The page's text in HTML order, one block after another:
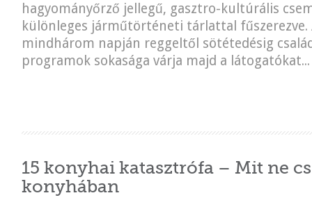
hagyományőrző jellegű, gasztro-kultúrális
különleges járműtörténeti tárlattal fűszerezve.
mindhárom napján reggeltől sötétedésig
programok sokasága várja majd a látogatókat...
15 konyhai katasztrófa – Mit ne
konyhában